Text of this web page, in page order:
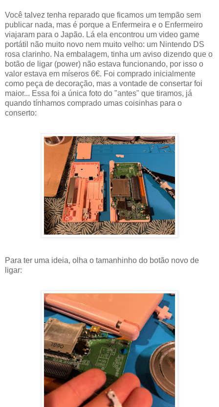
Você talvez tenha reparado que ficamos um tempão sem
publicar nada, mas é porque a Enfermeira e o Enfermeiro
viajaram para o Japão. Lá ela encontrou um video game
portátil não muito novo nem muito velho: um Nintendo DS
rosa clarinho. Na embalagem, tinha um aviso dizendo que o
botão de ligar (power) não estava funcionando, por isso o
valor estava em míseros 6€. Foi comprado inicialmente
como peça de decoração, mas a vontade de consertar foi
maior... Essa foi a única foto do "antes" que tiramos, já
quando tínhamos comprado umas coisinhas para o
conserto:
Para ter uma ideia, olha o tamanhinho do botão novo de
ligar: